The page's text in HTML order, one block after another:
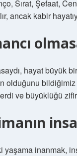
Sırat, Şefaat,
ancak kabir
hayat büyük
olduğunu
ve büyüklüğü
yaşama inanmak,